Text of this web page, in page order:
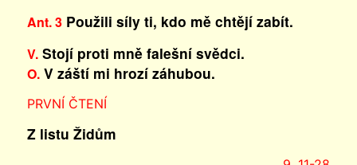
Ant. 3Použili síly ti, kdo mě chtějí zabít.
V.Stojí proti mně falešní svědci.
O.V záští mi hrozí záhubou.
PRVNÍ ČTENÍ
Z listu Židům